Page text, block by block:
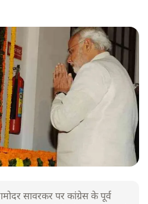
सावरकर पर कांग्रेस के पूर्व